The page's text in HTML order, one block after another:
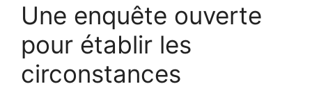
Une enquête ouverte
pour établir les
circonstances